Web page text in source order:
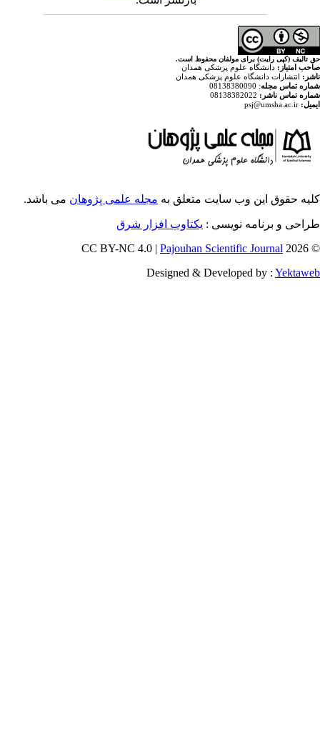
محفوظ است.
همدان
پزشکی همدان
متعلق به مجله علمی پژوهان می باشد.
:یکتاوب افزار شرق
Pajouhan
Designed &